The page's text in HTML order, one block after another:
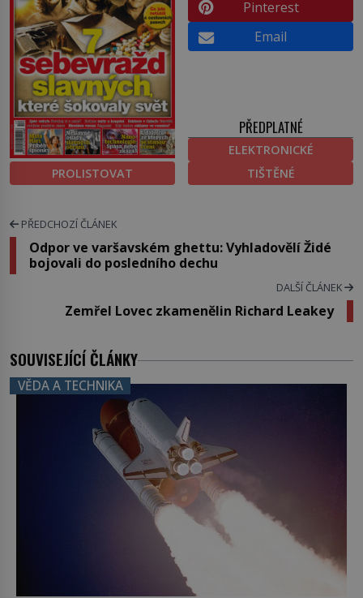
PROLISTOVAT
Pinterest
Email
PŘEDPLATNÉ
ELEKTRONICKÉ
TIŠTĚNÉ
PŘEDCHOZÍ ČLÁNEK
Odpor ve varšavském ghettu: Vyhladovělí Židé
bojovali do posledního dechu
DALŠÍ ČLÁNEK
Zemřel Lovec zkamenělin Richard Leakey
SOUVISEJÍCÍ ČLÁNKY
VĚDA A TECHNIKA